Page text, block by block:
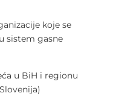
koje se
sistem gasne
u BiH i regionu